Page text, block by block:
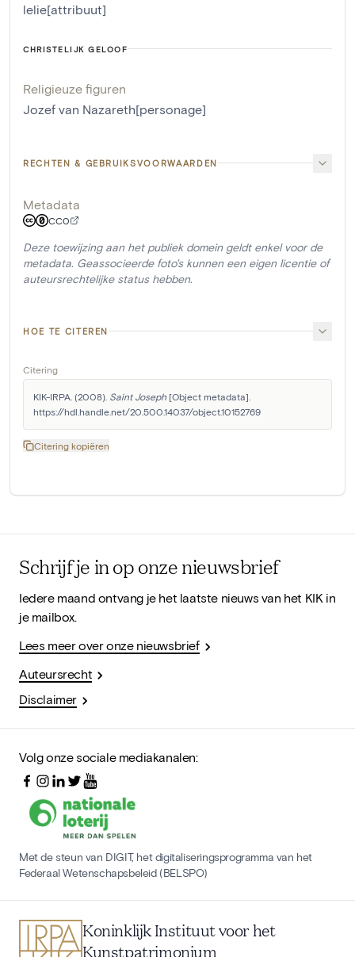
lelie[attribuut]
CHRISTELIJK GELOOF
Religieuze figuren
Jozef van Nazareth[personage]
RECHTEN & GEBRUIKSVOORWAARDEN
Metadata
CC0
Deze toewijzing aan het publiek domein geldt enkel voor de
metadata. Geassocieerde foto's kunnen een eigen licentie of
auteursrechtelijke status hebben.
HOE TE CITEREN
Citering
KIK-IRPA. (2008). Saint Joseph [Object metadata].
https://hdl.handle.net/20.500.14037/object.10152769
Citering kopiëren
Schrijf je in op onze nieuwsbrief
Iedere maand ontvang je het laatste nieuws van het KIK in
je mailbox.
Lees meer over onze nieuwsbrief
Auteursrecht
Disclaimer
Volg onze sociale mediakanalen:
Met de steun van DIGIT, het digitaliseringsprogramma van het
Federaal Wetenschapsbeleid (BELSPO)
Koninklijk Instituut voor het
Kunstpatrimonium